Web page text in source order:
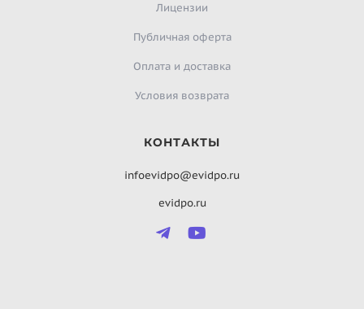
Лицензии
Публичная оферта
Оплата и доставка
Условия возврата
КОНТАКТЫ
infoevidpo@evidpo.ru
evidpo.ru